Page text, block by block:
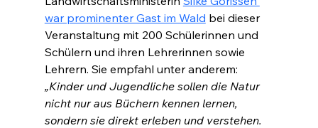
war prominenter Gast im Wald bei dieser
Veranstaltung mit 200 Schülerinnen und
Schülern und ihren Lehrerinnen sowie
Lehrern. Sie empfahl unter anderem:
„Kinder und Jugendliche sollen die Natur
nicht nur aus Büchern kennen lernen,
sondern sie direkt erleben und verstehen.